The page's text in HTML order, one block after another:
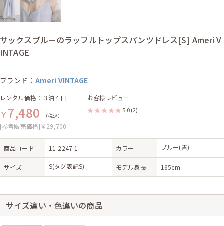
サックスブルーのラッフルトップスパンツドレス[S] Ameri V
INTAGE
ブランド： Ameri VINTAGE
レンタル価格：３泊４日
￥7,480 （税込）
[参考販売価格]￥29,700
お客様レビュー
5.0 (2)
商品コード 11-2247-1 カラー ブルー(青)
サイズ S(タグ表記S) モデル身長 165cm
サイズ違い・色違いの商品